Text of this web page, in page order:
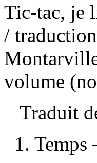
Tic-tac, je
/
volume
Traduit
1.